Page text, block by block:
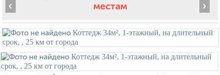
местам
‹ ›